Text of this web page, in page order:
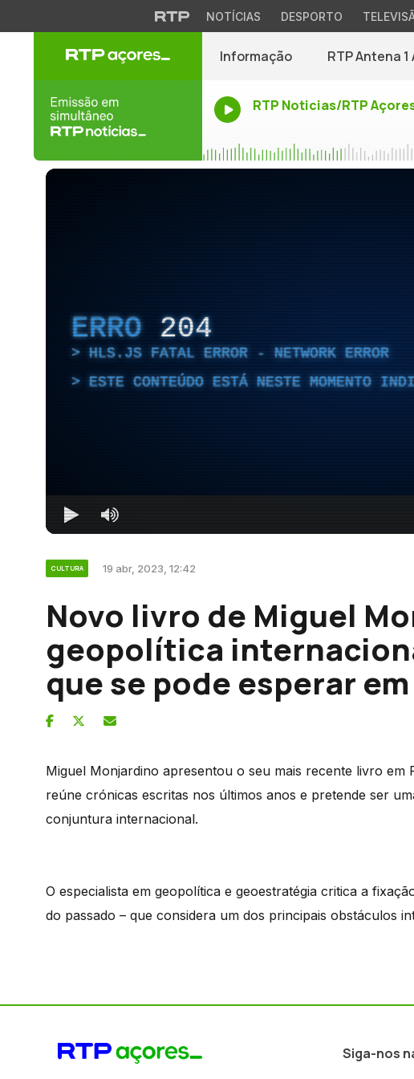
NOTÍCIAS DESPORTO
Informação RTP Antena 1
RTP Noticias/RTP
ERRO 204
HLS.JS FATAL ERROR - NETWORK ERROR
ESTE CONTEÚDO ESTÁ NESTE MOMENTO
CULTURA 19 abr, 2023, 12:42
Novo livro de Miguel
geopolítica
que se pode esperar
Miguel Monjardino apresentou o seu mais recente livro em
reúne crónicas escritas nos últimos anos e pretende ser
conjuntura internacional.
O especialista em geopolítica e geoestratégia critica a
do passado – que considera um dos principais obstáculos
Siga-nos